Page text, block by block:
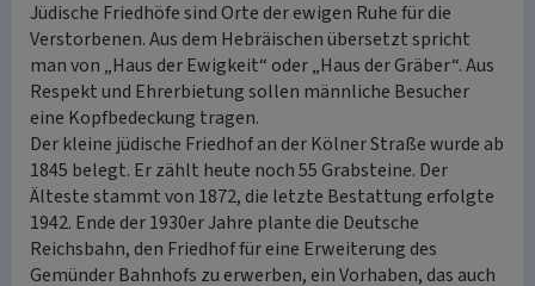
Jüdische Friedhöfe sind Orte der ewigen Ruhe für die
Verstorbenen. Aus dem Hebräischen übersetzt spricht
man von „Haus der Ewigkeit“ oder „Haus der Gräber“. Aus
Respekt und Ehrerbietung sollen männliche Besucher
eine Kopfbedeckung tragen.
Der kleine jüdische Friedhof an der Kölner Straße wurde ab
1845 belegt. Er zählt heute noch 55 Grabsteine. Der
Älteste stammt von 1872, die letzte Bestattung erfolgte
1942. Ende der 1930er Jahre plante die Deutsche
Reichsbahn, den Friedhof für eine Erweiterung des
Gemünder Bahnhofs zu erwerben, ein Vorhaben, das auch